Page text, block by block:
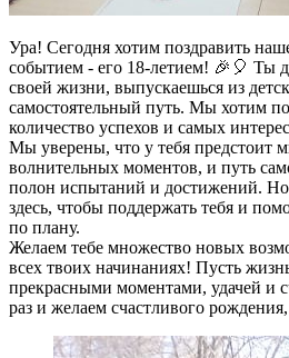
Ура! Сегодня хотим поздравить
событием - его 18-летием! 🎉🎈 Ты
своей жизни, выпускаешься из
самостоятельный путь. Мы хотим
количество успехов и самых
Мы уверены, что у тебя предстоит
волнительных моментов, и путь
полон испытаний и достижений.
здесь, чтобы поддержать тебя и
по плану.
Желаем тебе множество новых
всех твоих начинаниях! Пусть
прекрасными моментами, удачей и
раз и желаем счастливого